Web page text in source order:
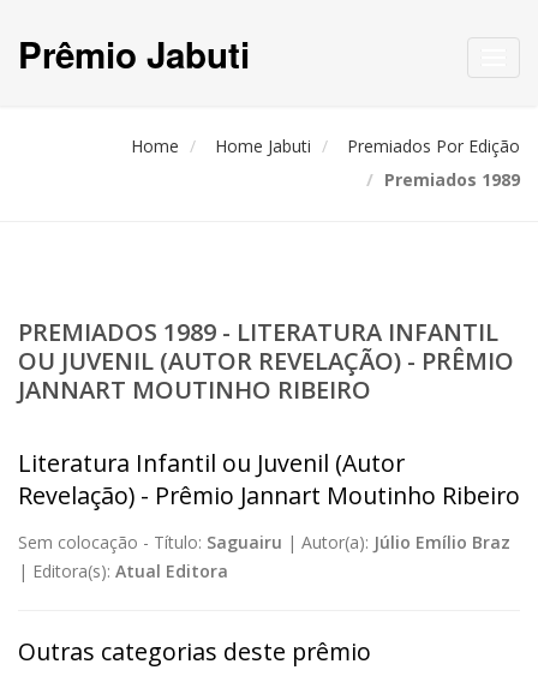
Prêmio Jabuti
Home Home Jabuti
Premiados Por Edição
Premiados 1989
PREMIADOS 1989 - LITERATURA INFANTIL
OU JUVENIL (AUTOR REVELAÇÃO) - PRÊMIO
JANNART MOUTINHO RIBEIRO
Literatura Infantil ou Juvenil (Autor
Revelação) - Prêmio Jannart Moutinho Ribeiro
Sem colocação - Título: Saguairu | Autor(a): Júlio Emílio Braz
| Editora(s): Atual Editora
Outras categorias deste prêmio